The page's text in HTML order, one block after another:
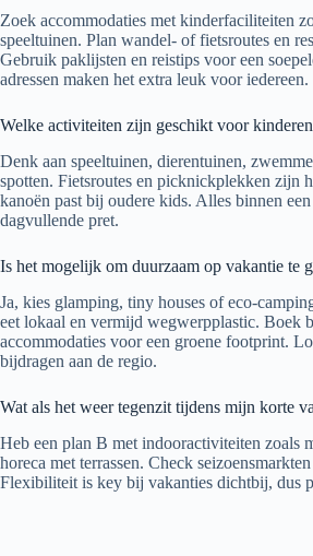
Zoek accommodaties met kinderfaciliteiten
speeltuinen. Plan wandel- of fietsroutes en
Gebruik paklijsten en reistips voor een
adressen maken het extra leuk voor iedereen.
Welke activiteiten zijn geschikt voor
Denk aan speeltuinen, dierentuinen,
spotten. Fietsroutes en picknickplekken zijn
kanoën past bij oudere kids. Alles binnen
dagvullende pret.
Is het mogelijk om duurzaam op vakantie te
Ja, kies glamping, tiny houses of eco-
eet lokaal en vermijd wegwerpplastic. Boek
accommodaties voor een groene footprint.
bijdragen aan de regio.
Wat als het weer tegenzit tijdens mijn korte
Heb een plan B met indooractiviteiten zoals
horeca met terrassen. Check
Flexibiliteit is key bij vakanties dichtbij, dus